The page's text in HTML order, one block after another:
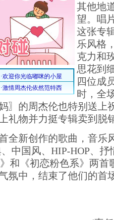
其他地
望。唱
这张专
乐风格
克力和
思花到
四位成
时，全
〗的周杰伦也特别送上
礼物并力挺专辑卖到脱
新创作的歌曲，音乐
中国风、HIP-HOP、抒
和《初恋粉色系》两首
氛中，结束了他们的首